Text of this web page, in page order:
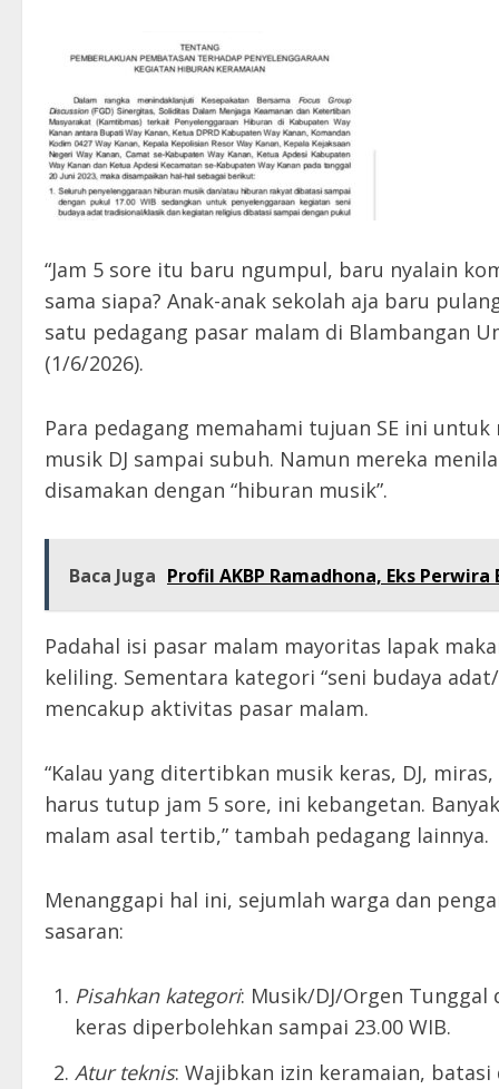
“Jam 5 sore itu baru ngumpul, baru nyalain
sama siapa? Anak-anak sekolah aja baru
satu pedagang pasar malam di Blambangan
(1/6/2026).
Para pedagang memahami tujuan SE ini
musik DJ sampai subuh. Namun mereka
disamakan dengan “hiburan musik”.
Baca Juga Profil AKBP Ramadhona, Eks
Padahal isi pasar malam mayoritas lapak
keliling. Sementara kategori “seni budaya
mencakup aktivitas pasar malam.
“Kalau yang ditertibkan musik keras, DJ,
harus tutup jam 5 sore, ini kebangetan.
malam asal tertib,” tambah pedagang lainnya.
Menanggapi hal ini, sejumlah warga dan
sasaran:
Pisahkan kategori: Musik/DJ/Orgen Tunggal
keras diperbolehkan sampai 23.00 WIB.
Atur teknis: Wajibkan izin keramaian,